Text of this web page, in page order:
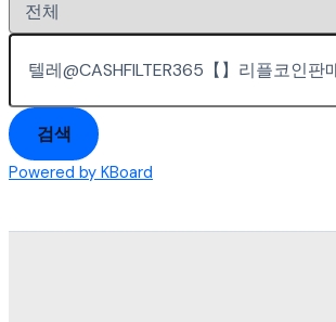
검색
Powered by KBoard